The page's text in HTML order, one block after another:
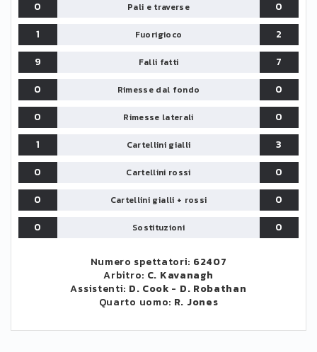
0 Pali e traverse
0
1
Fuorigioco
2
9
Falli fatti
7
0
Rimesse dal fondo
0
0
Rimesse laterali
0
1
Cartellini gialli
3
0
Cartellini rossi
0
0
Cartellini gialli + rossi
0
0
Sostituzioni 0
Numero spettatori: 62407
Arbitro: C. Kavanagh
Assistenti: D. Cook - D. Robathan
Quarto uomo: R. Jones